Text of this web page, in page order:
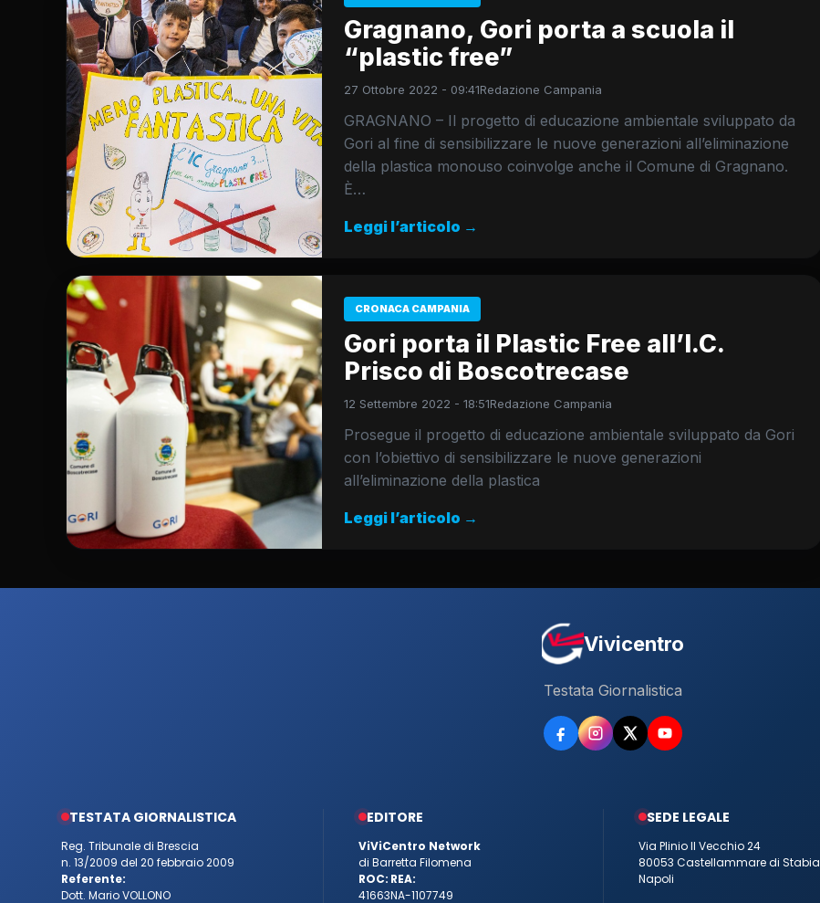
Gragnano, Gori porta a scuola il
“plastic free”
27 Ottobre 2022 - 09:41Redazione Campania
GRAGNANO – Il progetto di educazione ambientale sviluppato da
Gori al fine di sensibilizzare le nuove generazioni all’eliminazione
della plastica monouso coinvolge anche il Comune di Gragnano.
È…
Leggi l’articolo →
CRONACA CAMPANIA
Gori porta il Plastic Free all’I.C.
Prisco di Boscotrecase
12 Settembre 2022 - 18:51Redazione Campania
Prosegue il progetto di educazione ambientale sviluppato da Gori
con l’obiettivo di sensibilizzare le nuove generazioni
all’eliminazione della plastica
Leggi l’articolo →
Vivicentro
Testata Giornalistica
TESTATA GIORNALISTICA
Reg. Tribunale di Brescia
n. 13/2009 del 20 febbraio 2009
Referente:
Dott. Mario VOLLONO
EDITORE
ViViCentro Network
di Barretta Filomena
ROC:
41663
REA:
NA-1107749
SEDE LEGALE
Via Plinio Il Vecchio 24
80053 Castellammare di Stabia
Napoli